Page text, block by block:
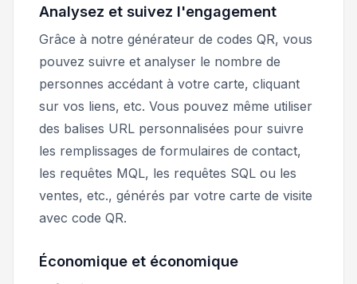
Analysez et suivez l'engagement
Grâce à notre générateur de codes QR, vous
pouvez suivre et analyser le nombre de
personnes accédant à votre carte, cliquant
sur vos liens, etc. Vous pouvez même utiliser
des balises URL personnalisées pour suivre
les remplissages de formulaires de contact,
les requêtes MQL, les requêtes SQL ou les
ventes, etc., générés par votre carte de visite
avec code QR.
Économique et économique